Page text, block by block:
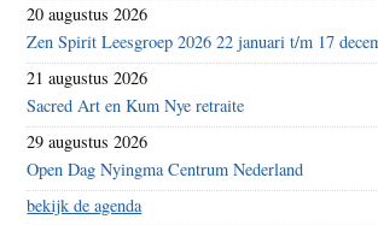
20 augustus 2026
Zen Spirit Leesgroep 2026 22 januari t/m 17
21 augustus 2026
Sacred Art en Kum Nye retraite
29 augustus 2026
Open Dag Nyingma Centrum Nederland
bekijk de agenda